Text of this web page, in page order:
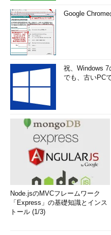
Google
祝、Windows 7
でも、古いPC
Node.jsのMVCフレームワーク
「Express」の基礎知識とインス
トール (1/3)